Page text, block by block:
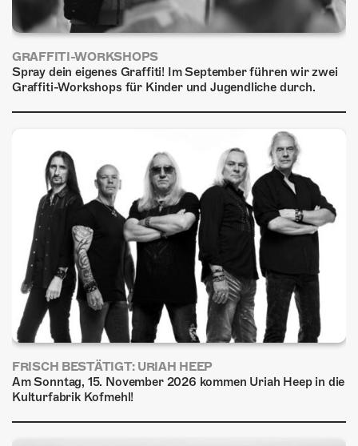
GRAFFITI-WORKSHOPS
Spray dein eigenes Graffiti! Im September führen wir zwei
Graffiti-Workshops für Kinder und Jugendliche durch.
FRISCH BESTÄTIGT: URIAH HEEP
Am Sonntag, 15. November 2026 kommen Uriah Heep in die
Kulturfabrik Kofmehl!